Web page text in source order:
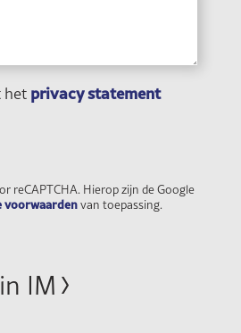
het privacy statement
reCAPTCHA. Hierop zijn de Google
voorwaardenvan toepassing.
IM